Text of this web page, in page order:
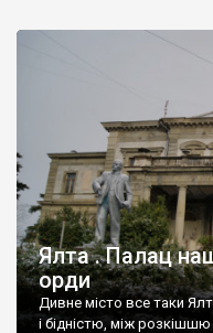
Ялта . Палац
орди
Дивне місто все таки
і бідністю, між